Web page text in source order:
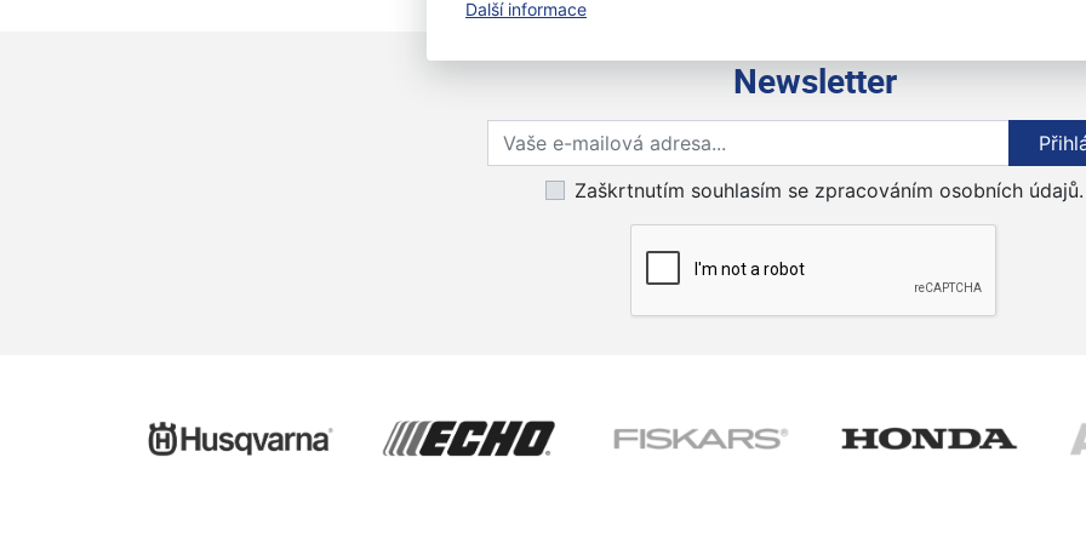
Další informace
Newsletter
Přihlaste se k odběru novinek
Zaškrtnutím souhlasím se zpracováním osobních údajů.